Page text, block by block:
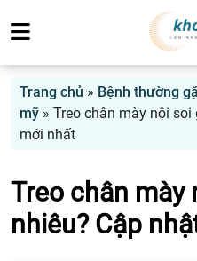
Trang chủ » Bệnh thường
mỹ » Treo chân mày nội soi
mới nhất
Treo chân mày
nhiêu? Cập